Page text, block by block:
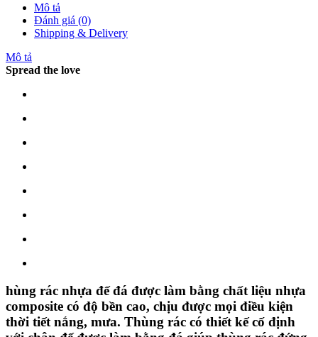
Mô tả
Đánh giá (0)
Shipping & Delivery
Mô tả
Spread the love
hùng rác nhựa đế đá được làm bằng chất liệu nhựa
composite có độ bền cao, chịu được mọi điều kiện
thời tiết nắng, mưa. Thùng rác có thiết kế cố định